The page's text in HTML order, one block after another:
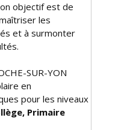
objectif est de
les
et à surmonter
SUR-YON
en
pour les niveaux
Primaire